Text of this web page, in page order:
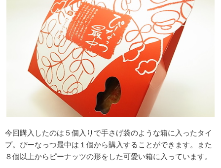
今回購入したのは５個入りで手さげ袋のような箱に入ったタイ
プ。ぴーなっつ最中は１個から購入することができます。また
８個以上からピーナッツの形をした可愛い箱に入っています。